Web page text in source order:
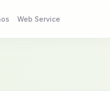
Web Service